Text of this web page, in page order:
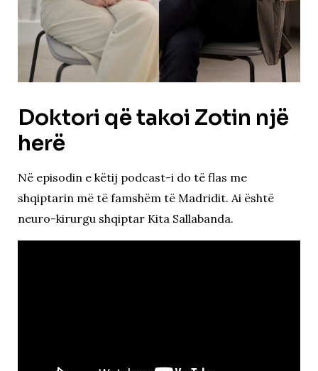
Doktori që takoi Zotin një
herë
Në episodin e këtij podcast-i do të flas me
shqiptarin më të famshëm të Madridit. Ai është
neuro-kirurgu shqiptar Kita Sallabanda.